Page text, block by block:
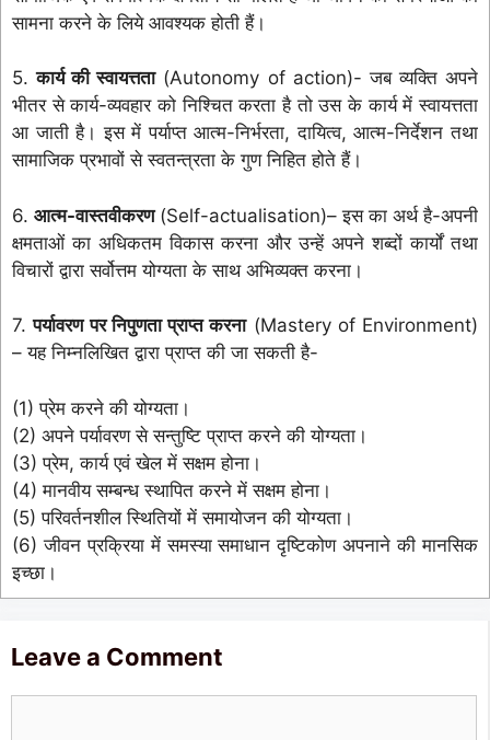
सामना करने के लिये आवश्यक होती हैं।
5.कार्य की स्वायत्तता(Autonomy of action)- जब व्यक्ति अपने
भीतर से कार्य-व्यवहार को निश्चित करता है तो उस के कार्य में स्वायत्तता
आ जाती है। इस में पर्याप्त आत्म-निर्भरता, दायित्व, आत्म-निर्देशन तथा
सामाजिक प्रभावों से स्वतन्त्रता के गुण निहित होते हैं।
6. आत्म-वास्तवीकरण(Self-actualisation)– इस का अर्थ है-अपनी
क्षमताओं का अधिकतम विकास करना और उन्हें अपने शब्दों कार्यों तथा
विचारों द्वारा सर्वोत्तम योग्यता के साथ अभिव्यक्त करना।
7.पर्यावरण पर निपुणता प्राप्त करना(Mastery of Environment)
– यह निम्नलिखित द्वारा प्राप्त की जा सकती है-
(1) प्रेम करने की योग्यता।
(2) अपने पर्यावरण से सन्तुष्टि प्राप्त करने की योग्यता।
(3) प्रेम, कार्य एवं खेल में सक्षम होना।
(4) मानवीय सम्बन्ध स्थापित करने में सक्षम होना।
(5) परिवर्तनशील स्थितियों में समायोजन की योग्यता।
(6) जीवन प्रक्रिया में समस्या समाधान दृष्टिकोण अपनाने की मानसिक
इच्छा।
Leave a Comment